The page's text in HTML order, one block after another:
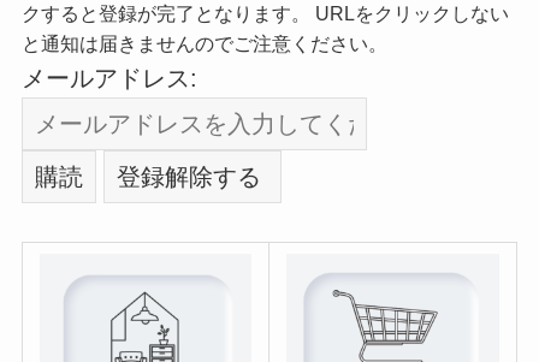
クすると登録が完了となります。 URLをクリックしない
と通知は届きませんのでご注意ください。
メールアドレス: